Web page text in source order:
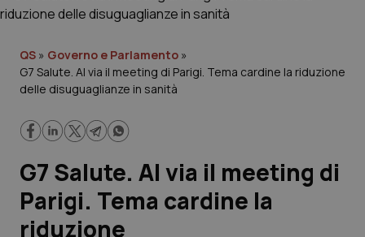
Governo e Parlamento
Regioni e Asl
Lavoro e Professioni
Scienza e Farmaci
QS » Governo e Parlamento »
G7 Salute. Al via il meeting di Parigi. Tema cardine la riduzione
delle disuguaglianze in sanità
G7 Salute. Al via il meeting di
Parigi. Tema cardine la
riduzione